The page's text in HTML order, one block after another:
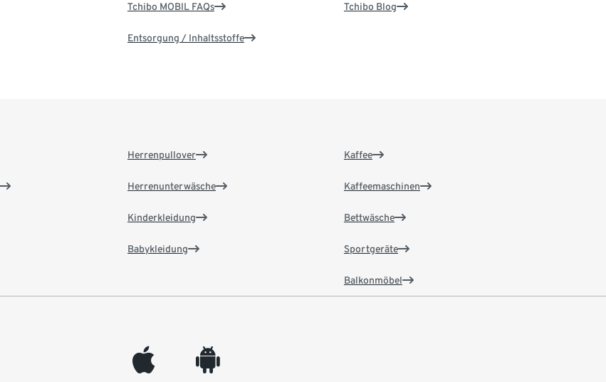
Tchibo MOBIL FAQs
Entsorgung / Inhaltsstoffe
Tchibo Blog
Herrenpullover
Herrenunterwäsche
Kinderkleidung
Babykleidung
Kaffee
Kaffeemaschinen
Bettwäsche
Sportgeräte
Balkonmöbel
appleinc android